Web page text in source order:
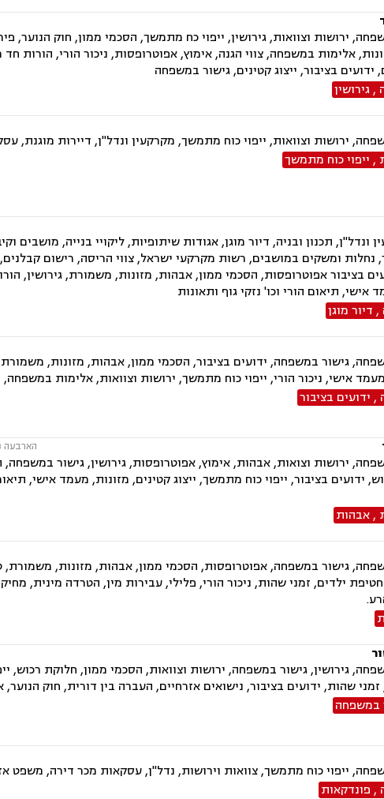
ירושות וצוואות, גירושין, ייפוי כח מתמשך, הסכמי ממון, חוק הנוער,
אלימות במשפחה, צווי הגנה, אימוץ, אפוטרופסות, ניכור הורי, הורות
בציבור, ייצוג קטינים, גישור במשפחה
,גירושין
ירושות וצוואות, ייפוי כוח מתמשך, מקרקעין ונדל"ן, דיירות מוגנת,
, ייפוי כוח מתמשך
תכנון ובניה, דיור מוגן, אגודות שיתופיות, ליקויי בנייה, מושבים
נחלות ומשקים במושבים, רשות מקרקעי ישראל, צווי הריסה, רישום
בציבור אפוטרופסות, הסכמי ממון, אבהות, מזונות, משמורת, גירושין,
תיאום הורי וכו' נזקי גוף ותאונות
, דיור מוגן
גישור במשפחה, ידועים בציבור, הסכמי ממון, אבהות, מזונות,
אישי, ניכור הורי, ייפוי כוח מתמשך, ירושות וצוואות, אלימות במשפחה,
, ידועים בציבור
הארבעה 28, מגדלי הארבעה, מגדל צפוני, קומה 5, תל-אביב
ירושות וצואות, אבהות, אימוץ, אפוטרופסות, גירושין, גישור במשפחה,
ידועים בציבור, ייפוי כוח מתמשך, ייצוג קטינים, מזונות, מעמד אישי,
,אבהות
גישור במשפחה, אפוטרופסות, הסכמי ממון, אבהות, מזונות, משמורת,
ילדים, זמני שהות, ניכור הורי, פלילי, עבירות מין, הטרדה מינית,
גירושין, גישור במשפחה, ירושות וצוואות, הסכמי ממון, חלוקת רכוש,
שהות, ידועים בציבור, נישואים אזרחיים, העברה בין דורית, חוק הנוער,
במשפחה
ייפוי כוח מתמשך, צוואות וירושות, נדל"ן, עסקאות מכר דירה, משפט
, פונדקאות